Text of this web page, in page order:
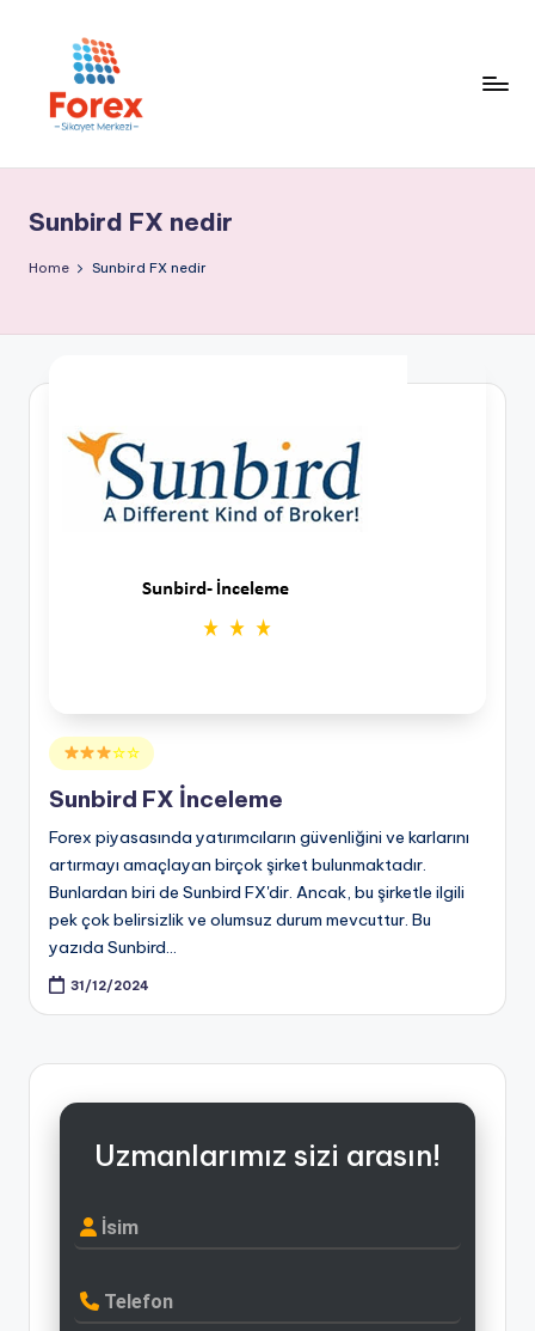
Sunbird FX nedir
Home Sunbird FX nedir
Posted
in
☆☆
Sunbird FX İnceleme
Forex piyasasında yatırımcıların güvenliğini ve karlarını
artırmayı amaçlayan birçok şirket bulunmaktadır.
Bunlardan biri de Sunbird FX'dir. Ancak, bu şirketle ilgili
pek çok belirsizlik ve olumsuz durum mevcuttur. Bu
yazıda Sunbird…
31/12/2024
Uzmanlarımız sizi arasın!
İsim
Telefon